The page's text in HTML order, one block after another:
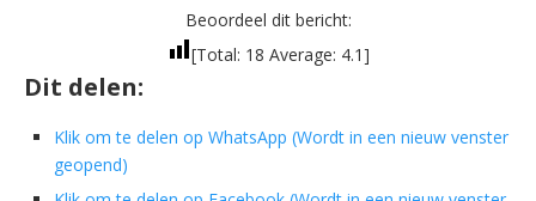
Beoordeel dit bericht:
[Total: 18 Average: 4.1]
Dit delen:
Klik om te delen op WhatsApp (Wordt in een nieuw venster
geopend)